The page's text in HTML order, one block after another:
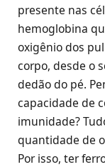
presente nas
hemoglobina
oxigênio dos
corpo, desde o
dedão do pé.
capacidade de
imunidade?
quantidade de
Por isso, ter